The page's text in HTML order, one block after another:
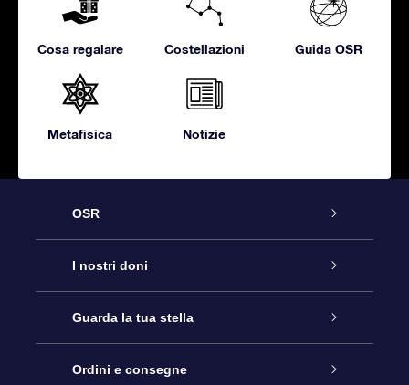
Cosa regalare Costellazioni Guida OSR
Metafisica Notizie
OSR
Assistenza
Contattaci
Blog
I nostri doni
Online Star Gift
Pacchetto regalo OSR
Guarda la tua stella
Registro stellare
Ordini e consegne